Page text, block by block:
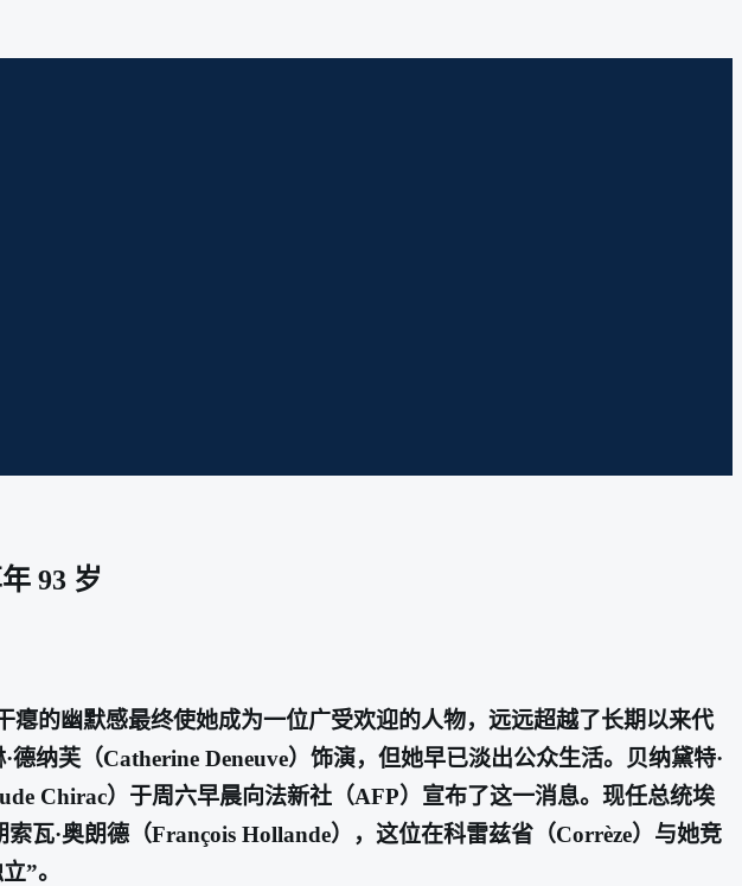
93 岁
的幽默感最终使她成为一位广受欢迎的人物，远远超越了长期以来代
芙（Catherine Deneuve）饰演，但她早已淡出公众生活。贝纳黛特·
Chirac）于周六早晨向法新社（AFP）宣布了这一消息。现任总统埃
瓦·奥朗德（François Hollande），这位在科雷兹省（Corrèze）与她竞
”。